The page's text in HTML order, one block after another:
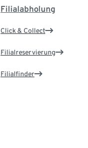
Filialabholung
Click & Collect
Filialreservierung
Filialfinder